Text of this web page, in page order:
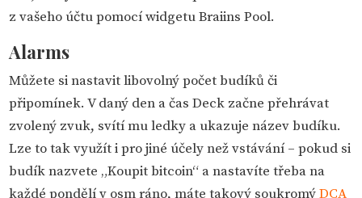
z vašeho účtu pomocí widgetu Braiins Pool.
Alarms
Můžete si nastavit libovolný počet budíků či
připomínek. V daný den a čas Deck začne přehrávat
zvolený zvuk, svítí mu ledky a ukazuje název budíku.
Lze to tak využít i pro jiné účely než vstávání – pokud si
budík nazvete „Koupit bitcoin“ a nastavíte třeba na
každé pondělí v osm ráno, máte takový soukromýDCA